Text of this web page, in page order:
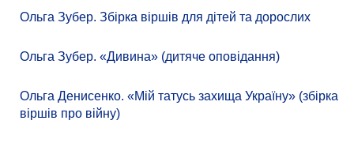
Ольга Зубер. Збірка віршів для дітей та дорослих
Ольга Зубер. «Дивина» (дитяче оповідання)
Ольга Денисенко. «Мій татусь захища Україну» (збірка
віршів про війну)